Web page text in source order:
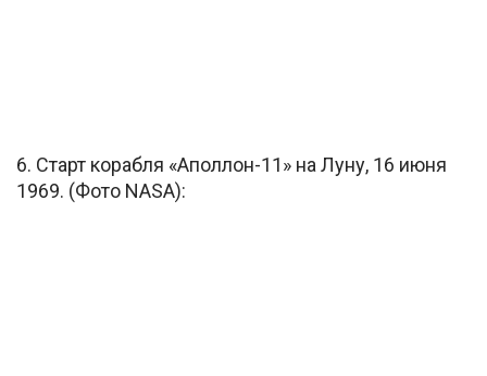
6. Старт корабля «Аполлон-11» на Луну, 16 июня
1969. (Фото NASA):